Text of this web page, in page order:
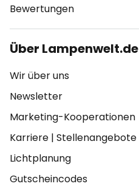
Bewertungen
Über Lampenwelt.de
Wir über uns
Newsletter
Marketing-Kooperationen
Karriere | Stellenangebote
Lichtplanung
Gutscheincodes